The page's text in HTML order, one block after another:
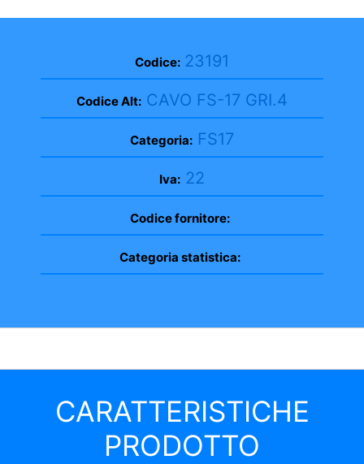
Codice: 23191
Codice Alt: CAVO FS-17 GRI.4
Categoria: FS17
Iva: 22
Codice fornitore:
Categoria statistica:
CARATTERISTICHE
PRODOTTO